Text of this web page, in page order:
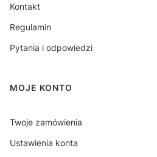
Kontakt
Regulamin
Pytania i odpowiedzi
MOJE KONTO
Twoje zamówienia
Ustawienia konta